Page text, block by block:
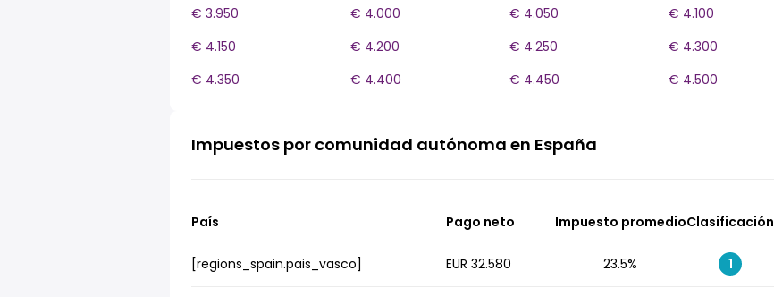
€ 3.950
€ 4.000 € 4.050
€ 4.100
€ 4.150
€ 4.200 € 4.250
€ 4.300
€ 4.350
€ 4.400 € 4.450 € 4.500
Impuestos por comunidad autónoma en España
País Pago neto Impuesto promedioClasificación
[regions_spain.pais_vasco] EUR 32.580 23.5% 1